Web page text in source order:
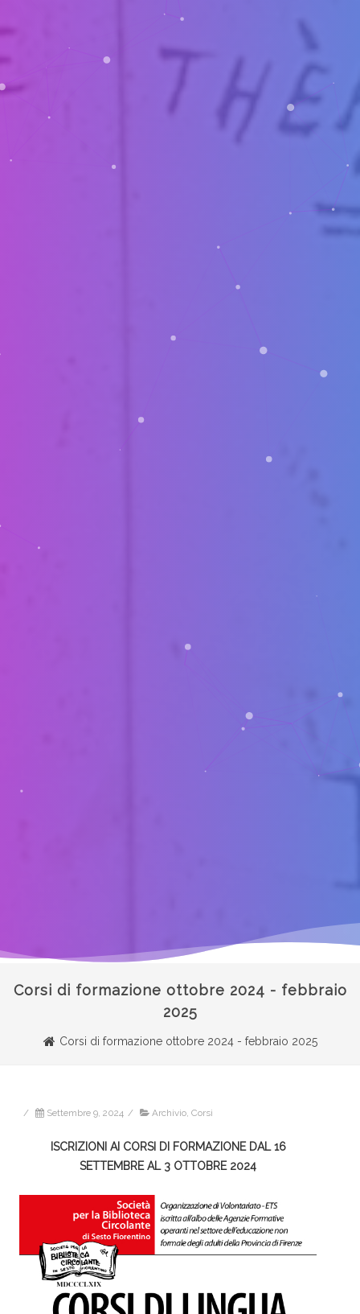
Corsi di formazione ottobre 2024 - febbraio
2025
Corsi di formazione ottobre 2024 - febbraio 2025
/ Settembre 9, 2024 / Archivio, Corsi
ISCRIZIONI AI CORSI DI FORMAZIONE DAL 16
SETTEMBRE AL 3 OTTOBRE 2024